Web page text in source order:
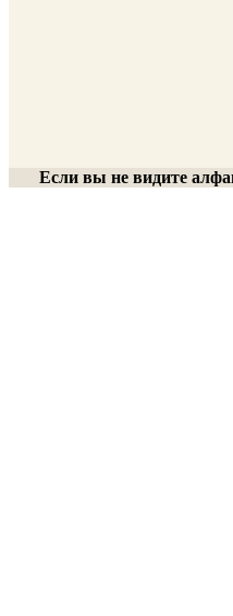
Если вы не видите